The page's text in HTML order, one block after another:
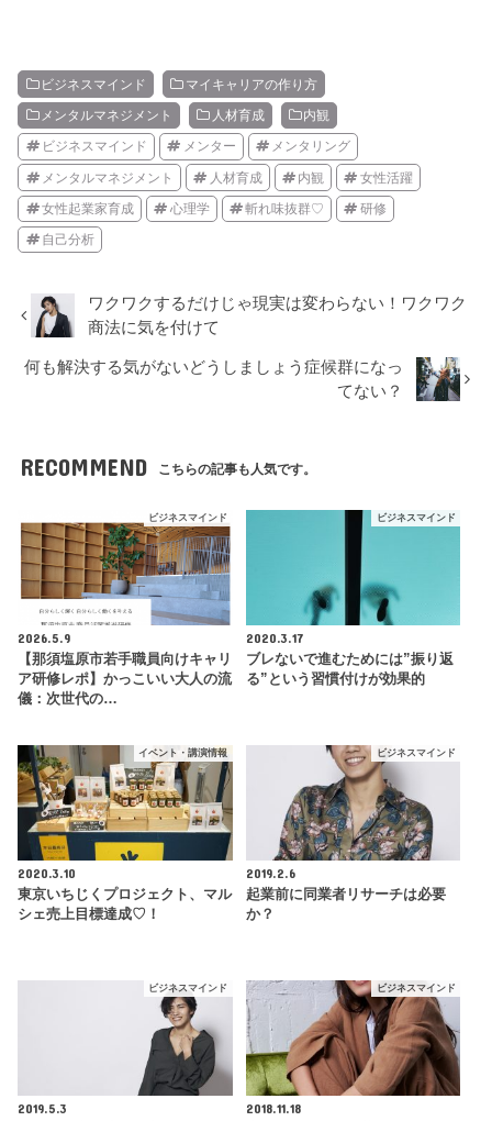
ビジネスマインド マイキャリアの作り方
メンタルマネジメント 人材育成 内観
ビジネスマインド メンター メンタリング
メンタルマネジメント 人材育成 内観 女性活躍
女性起業家育成 心理学 斬れ味抜群♡ 研修
自己分析
ワクワクするだけじゃ現実は変わらない！ワクワク
商法に気を付けて
何も解決する気がないどうしましょう症候群になっ
てない？
RECOMMEND こちらの記事も人気です。
ビジネスマインド
2026.5.9
【那須塩原市若手職員向けキャリ
ア研修レポ】かっこいい大人の流
儀：次世代の…
ビジネスマインド
2020.3.17
ブレないで進むためには”振り返
る”という習慣付けが効果的
イベント・講演情報
2020.3.10
東京いちじくプロジェクト、マル
シェ売上目標達成♡！
ビジネスマインド
2019.2.6
起業前に同業者リサーチは必要
か？
ビジネスマインド
2019.5.3
ビジネスマインド
2018.11.18